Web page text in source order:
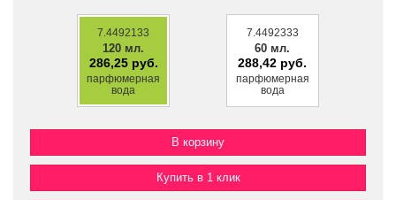
7.4492133
120 мл.
286,25 руб.
парфюмерная
вода
7.4492333
60 мл.
288,42 руб.
парфюмерная
вода
Купить в 1 клик